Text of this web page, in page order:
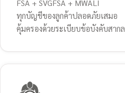
FSA + SVGFSA + MWALI
ทุกบัญชีของลูกค้าปลอดภัยเสมอ
คุ้มครองด้วยระเบียบข้อบังคับสากล